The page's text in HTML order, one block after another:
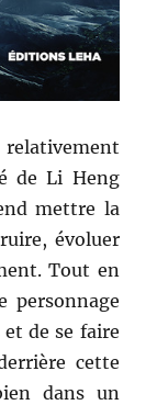
de Li Heng
mettre la
évoluer
Tout en
personnage
de se faire
cette
dans un